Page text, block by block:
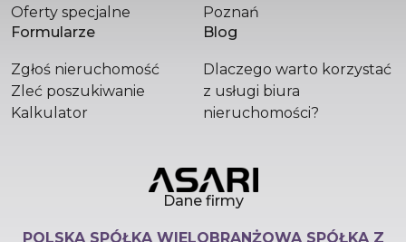
Oferty specjalne
Poznań
Formularze
Zgłoś nieruchomość
Zleć poszukiwanie
Kalkulator
Blog
Dlaczego warto korzystać
z usługi biura
nieruchomości?
Dane firmy
POLSKA SPÓŁKA WIELOBRANŻOWA SPÓŁKA Z